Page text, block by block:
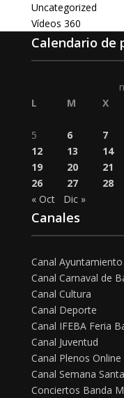
Uncategorized
Vídeos 360
Calendario de
L
M X
5
6 7
12
13 14
19
20 21
26
27 28
« Oct
Dic »
Canales
Canal Ayuntamiento
Canal Carnaval de
Canal Cultura
Canal Deporte
Canal IFEBA Feria
Canal Juventud
Canal Plenos Online
Canal Semana
Conciertos Banda